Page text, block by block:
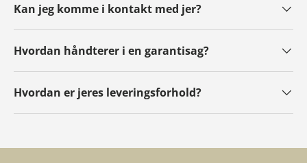
Kan jeg komme i kontakt med jer?
Hvordan håndterer i en garantisag?
Hvordan er jeres leveringsforhold?